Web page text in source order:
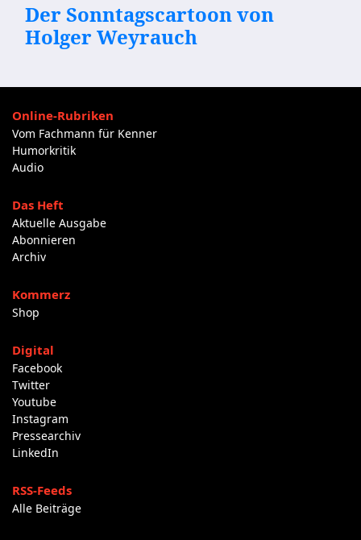
Der Sonntagscartoon von
Holger Weyrauch
Online-Rubriken
Vom Fachmann für Kenner
Humorkritik
Audio
Das Heft
Aktuelle Ausgabe
Abonnieren
Archiv
Kommerz
Shop
Digital
Facebook
Twitter
Youtube
Instagram
Pressearchiv
LinkedIn
RSS-Feeds
Alle Beiträge